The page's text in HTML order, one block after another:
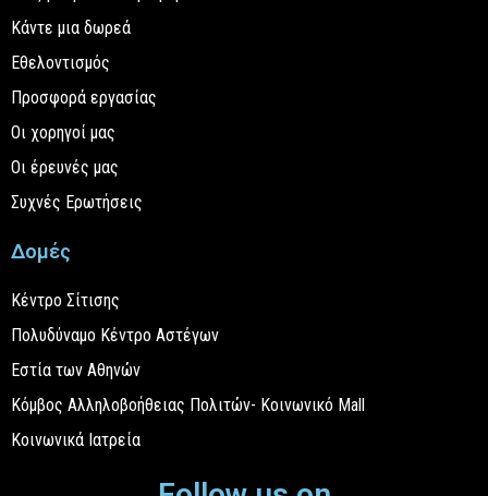
Κάντε μια δωρεά
Εθελοντισμός
Προσφορά εργασίας
Οι χορηγοί μας
Οι έρευνές μας
Συχνές Ερωτήσεις
Δομές
Κέντρο Σίτισης
Πολυδύναμο Κέντρο Αστέγων
Εστία των Αθηνών
Κόμβος Αλληλοβοήθειας Πολιτών- Κοινωνικό Mall
Κοινωνικά Ιατρεία